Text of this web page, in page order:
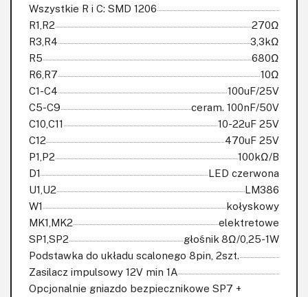
Wszystkie R i C: SMD 1206
R1,R2
270Ω
R3,R4
3,3kΩ
R5
680Ω
R6,R7
10Ω
C1-C4
100uF/25V
C5-C9
ceram. 100nF/50V
C10,C11
10-22uF 25V
C12
470uF 25V
P1,P2
100kΩ/B
D1
LED czerwona
U1,U2
LM386
W1
kołyskowy
MK1,MK2
elektretowe
SP1,SP2
głośnik 8Ω/0,25-1W
Podstawka do układu scalonego 8pin, 2szt.
Zasilacz impulsowy 12V min 1A
Opcjonalnie gniazdo bezpiecznikowe SP7 +